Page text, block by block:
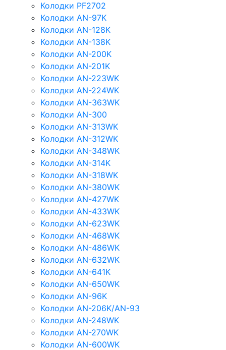
Колодки PF2702
Колодки AN-97K
Колодки AN-128K
Колодки AN-138K
Колодки AN-200K
Колодки AN-201K
Колодки AN-223WK
Колодки AN-224WK
Колодки AN-363WK
Колодки AN-300
Колодки AN-313WK
Колодки AN-312WK
Колодки AN-348WK
Колодки AN-314K
Колодки AN-318WK
Колодки AN-380WK
Колодки AN-427WK
Колодки AN-433WK
Колодки AN-623WK
Колодки AN-468WK
Колодки AN-486WK
Колодки AN-632WK
Колодки AN-641K
Колодки AN-650WK
Колодки AN-96K
Колодки AN-206K/AN-93
Колодки AN-248WK
Колодки AN-270WK
Колодки AN-600WK